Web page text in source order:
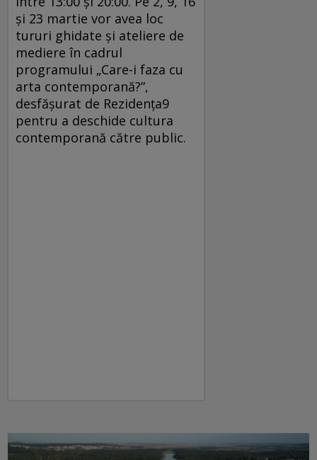
și 23 martie vor avea loc
tururi ghidate și ateliere de
mediere în cadrul
programului „Care-i faza cu
arta contemporană?”,
desfășurat de Rezidența9
pentru a deschide cultura
contemporană către public.